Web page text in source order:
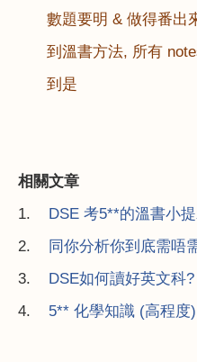
數題要明 & 做得番出
到溫書方法, 所有
到是
相關文章
1.
DSE 考5**的溫書小
2.
同你分析你到底需唔
3.
DSE如何讀好英文科?
4.
5** 化學知識 (高程度